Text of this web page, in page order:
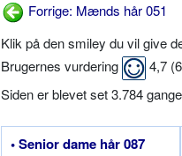
Forrige: Mænds hår 051
Klik på den smiley du vil give
Brugernes vurdering
4,7 (6
Siden er blevet set 3.784
• Senior dame hår 087